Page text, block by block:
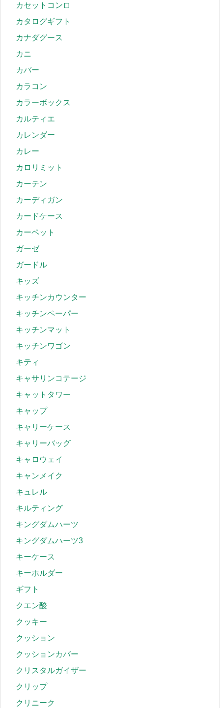
カセットコンロ
カタログギフト
カナダグース
カニ
カバー
カラコン
カラーボックス
カルティエ
カレンダー
カレー
カロリミット
カーテン
カーディガン
カードケース
カーペット
ガーゼ
ガードル
キッズ
キッチンカウンター
キッチンペーパー
キッチンマット
キッチンワゴン
キティ
キャサリンコテージ
キャットタワー
キャップ
キャリーケース
キャリーバッグ
キャロウェイ
キャンメイク
キュレル
キルティング
キングダムハーツ
キングダムハーツ3
キーケース
キーホルダー
ギフト
クエン酸
クッキー
クッション
クッションカバー
クリスタルガイザー
クリップ
クリニーク